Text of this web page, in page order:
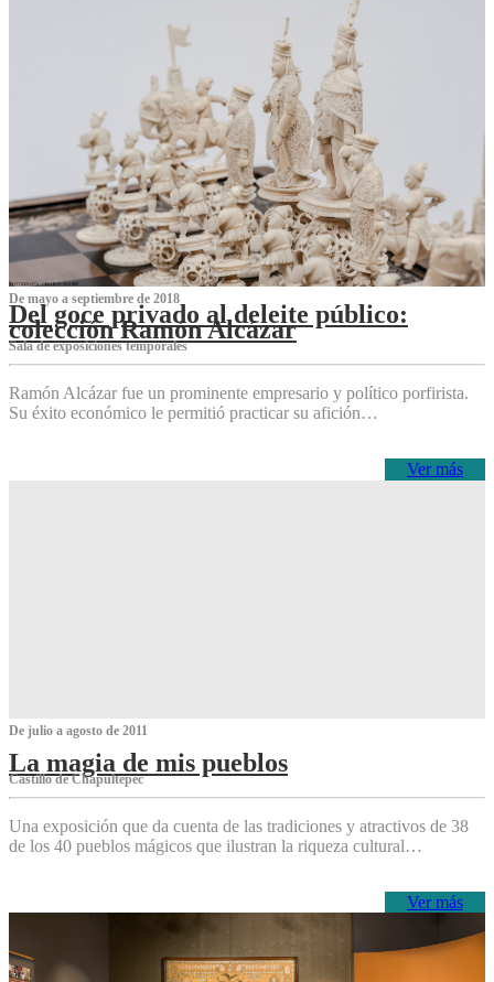
De mayo a septiembre de 2018
Del goce privado al deleite público:
colección Ramón Alcázar
Sala de exposiciones temporales
Ramón Alcázar fue un prominente empresario y político porfirista.
Su éxito económico le permitió practicar su afición…
Ver más
De julio a agosto de 2011
La magia de mis pueblos
Castillo de Chapultepec
Una exposición que da cuenta de las tradiciones y atractivos de 38
de los 40 pueblos mágicos que ilustran la riqueza cultural…
Ver más